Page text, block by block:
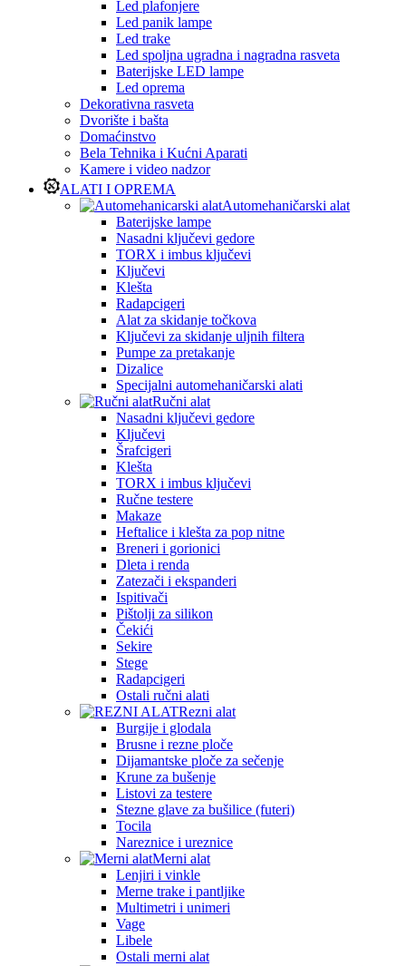
Led plafonjere
Led panik lampe
Led trake
Led spoljna ugradna i nagradna rasveta
Baterijske LED lampe
Led oprema
Dekorativna rasveta
Dvorište i bašta
Domaćinstvo
Bela Tehnika i Kućni Aparati
Kamere i video nadzor
ALATI I OPREMA
Automehaničarski alat
Baterijske lampe
Nasadni ključevi gedore
TORX i imbus ključevi
Ključevi
Klešta
Radapcigeri
Alat za skidanje točkova
Ključevi za skidanje uljnih filtera
Pumpe za pretakanje
Dizalice
Specijalni automehaničarski alati
Ručni alat
Nasadni ključevi gedore
Ključevi
Šrafcigeri
Klešta
TORX i imbus ključevi
Ručne testere
Makaze
Heftalice i klešta za pop nitne
Breneri i gorionici
Dleta i renda
Zatezači i ekspanderi
Ispitivači
Pištolji za silikon
Čekići
Sekire
Stege
Radapcigeri
Ostali ručni alati
Rezni alat
Burgije i glodala
Brusne i rezne ploče
Dijamantske ploče za sečenje
Krune za bušenje
Listovi za testere
Stezne glave za bušilice (futeri)
Tocila
Nareznice i ureznice
Merni alat
Lenjiri i vinkle
Merne trake i pantljike
Multimetri i unimeri
Vage
Libele
Ostali merni alat